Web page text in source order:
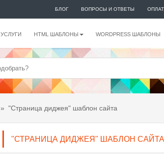
БЛОГ ВОПРОСЫ И ОТВЕТЫ
УСЛУГИ HTML ШАБЛОНЫ WORDPRESS ШАБЛОНЫ
» "Страница диджея" шаблон сайта
"СТРАНИЦА ДИДЖЕЯ" ШАБЛОН САЙТА